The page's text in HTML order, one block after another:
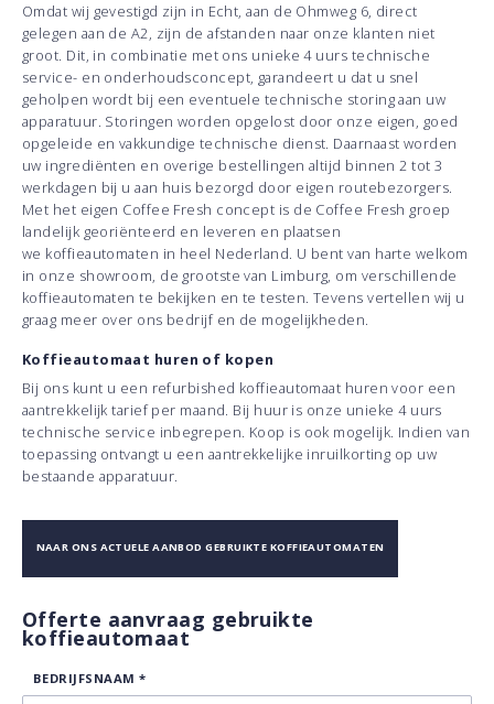
Omdat wij gevestigd zijn in Echt, aan de Ohmweg 6, direct
gelegen aan de A2, zijn de afstanden naar onze klanten niet
groot. Dit, in combinatie met ons unieke 4 uurs technische
service- en onderhoudsconcept, garandeert u dat u snel
geholpen wordt bij een eventuele technische storing aan uw
apparatuur. Storingen worden opgelost door onze eigen, goed
opgeleide en vakkundige technische dienst. Daarnaast worden
uw ingrediënten en overige bestellingen altijd binnen 2 tot 3
werkdagen bij u aan huis bezorgd door eigen routebezorgers.
Met het eigen Coffee Fresh concept is de Coffee Fresh groep
landelijk georiënteerd en leveren en plaatsen
we koffieautomaten in heel Nederland. U bent van harte welkom
in onze showroom, de grootste van Limburg, om verschillende
koffieautomaten te bekijken en te testen. Tevens vertellen wij u
graag meer over ons bedrijf en de mogelijkheden.
Koffieautomaat huren of kopen
Bij ons kunt u een refurbished koffieautomaat huren voor een
aantrekkelijk tarief per maand. Bij huur is onze unieke 4 uurs
technische service inbegrepen. Koop is ook mogelijk. Indien van
toepassing ontvangt u een aantrekkelijke inruilkorting op uw
bestaande apparatuur.
NAAR ONS ACTUELE AANBOD GEBRUIKTE KOFFIEAUTOMATEN
Offerte aanvraag gebruikte
koffieautomaat
BEDRIJFSNAAM *